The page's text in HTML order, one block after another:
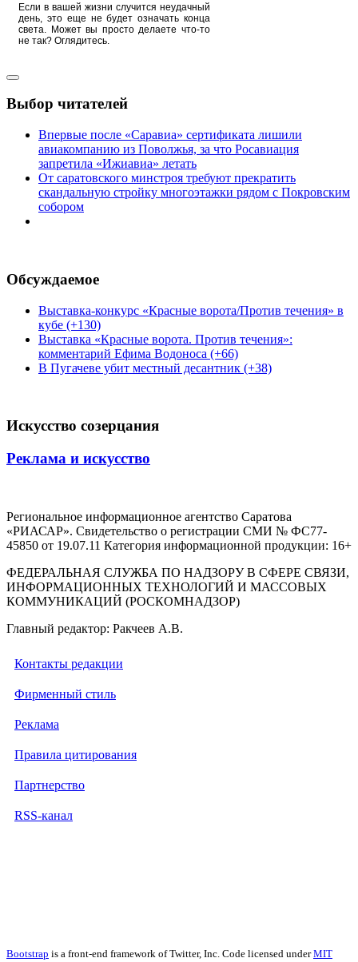
Если в вашей жизни случится неудачный
день, это еще не будет означать конца
света. Может вы просто делаете что-то
не так? Оглядитесь.
Выбор читателей
Впервые после «Саравиа» сертификата лишили
авиакомпанию из Поволжья, за что Росавиация
запретила «Ижиавиа» летать
От саратовского минстроя требуют прекратить
скандальную стройку многоэтажки рядом с Покровским
собором
Обсуждаемое
Выставка-конкурс «Красные ворота/Против течения» в
кубе (+130)
Выставка «Красные ворота. Против течения»:
комментарий Ефима Водоноса (+66)
В Пугачеве убит местный десантник (+38)
Искусство созерцания
Реклама и искусство
Региональное информационное агентство Саратова
«РИАСАР». Свидетельство о регистрации СМИ № ФС77-
45850 от 19.07.11 Категория информационной продукции: 16+
ФЕДЕРАЛЬНАЯ СЛУЖБА ПО НАДЗОРУ В СФЕРЕ СВЯЗИ,
ИНФОРМАЦИОННЫХ ТЕХНОЛОГИЙ И МАССОВЫХ
КОММУНИКАЦИЙ (РОСКОМНАДЗОР)
Главный редактор: Ракчеев А.В.
Контакты редакции
Фирменный стиль
Реклама
Правила цитирования
Партнерство
RSS-канал
Bootstrap is a front-end framework of Twitter, Inc. Code licensed underMIT